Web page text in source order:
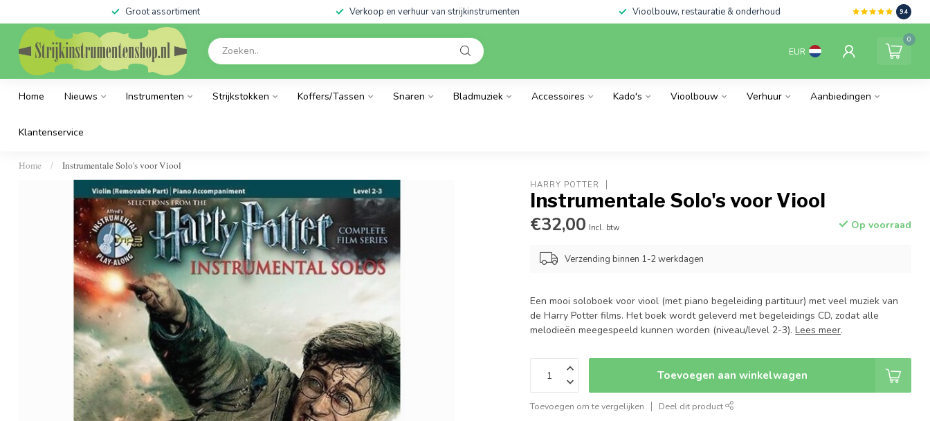
Groot assortiment Verkoop en verhuur van strijkinstrumenten Vioolbouw, restauratie & onderhoud 9.4
EUR
0
Home Nieuws Instrumenten Strijkstokken Koffers/Tassen Snaren Bladmuziek Accessoires Kado's Vioolbouw Verhuur Aanbiedingen
Klantenservice
Home / Instrumentale Solo's voor Viool
HARRY POTTER
Instrumentale Solo's voor Viool
€32,00 Incl. btw Op voorraad
Verzending binnen 1-2 werkdagen
Een mooi soloboek voor viool (met piano begeleiding partituur) met veel muziek van
de Harry Potter films. Het boek wordt geleverd met begeleidings CD, zodat alle
melodieën meegespeeld kunnen worden (niveau/level 2-3).Lees meer.
Toevoegen aan winkelwagen
Toevoegen om te vergelijken Deel dit product